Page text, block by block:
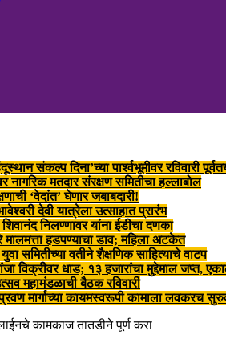
संकल्प दिना’च्या पार्श्वभूमीवर रविवारी
मतदार संरक्षण समितीचा हल्लाबोल
‘वेदांत’ घेणार जबाबदारी!
देवी यात्रेला उत्साहात प्रारंभ
निलण्णावर यांना ईडीचा दणका
मालमत्ता हडपण्याचा डाव; महिला अटकेत
समितीच्या वतीने शैक्षणिक साहित्याचे वाटप
विक्रीवर धाड; १३ हजारांचा मुद्देमाल जप्त,
महामंडळाची बैठक रविवारी
मार्गाच्या कायमस्वरूपी कामाला लवकरच
कामकाज तातडीने पूर्ण करा